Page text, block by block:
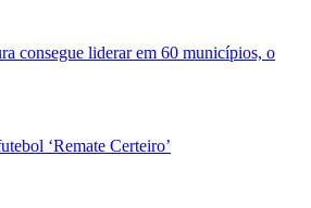
consegue liderar em 60 municípios, o
‘Remate Certeiro’